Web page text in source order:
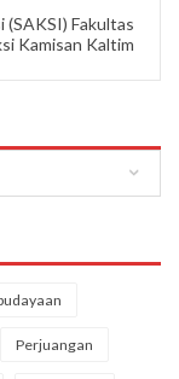
Fakultas
Kamisan Kaltim
Perjuangan